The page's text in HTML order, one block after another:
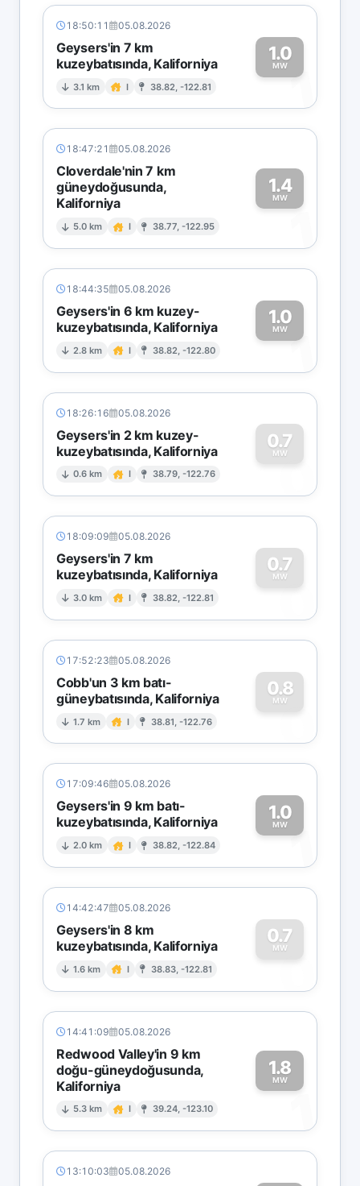
18:50:11 05.08.2026
Geysers'in 7 km
kuzeybatısında, Kaliforniya
3.1 km I 38.82, -122.81
1.0
MW1
18:47:21 05.08.2026
Cloverdale'nin 7 km
güneydoğusunda,
Kaliforniya
5.0 km I 38.77, -122.95
1.4
MW
1
18:44:35 05.08.2026
Geysers'in 6 km kuzey-
kuzeybatısında, Kaliforniya
2.8 km I 38.82, -122.80
1.0
MW1
18:26:16 05.08.2026
Geysers'in 2 km kuzey-
kuzeybatısında, Kaliforniya
0.6 km I 38.79, -122.76
0.7
MW
0
18:09:09 05.08.2026
Geysers'in 7 km
kuzeybatısında, Kaliforniya
3.0 km I 38.82, -122.81
0.7
MW
0
17:52:23 05.08.2026
Cobb'un 3 km batı-
güneybatısında, Kaliforniya
1.7 km I 38.81, -122.76
0.8
MW
0
17:09:46 05.08.2026
Geysers'in 9 km batı-
kuzeybatısında, Kaliforniya
2.0 km I 38.82, -122.84
1.0
MW1
14:42:47 05.08.2026
Geysers'in 8 km
kuzeybatısında, Kaliforniya
1.6 km I 38.83, -122.81
0.7
MW
0
14:41:09 05.08.2026
Redwood Valley'in 9 km
doğu-güneydoğusunda,
Kaliforniya
5.3 km I 39.24, -123.10
1.8
MW
1
13:10:03 05.08.2026